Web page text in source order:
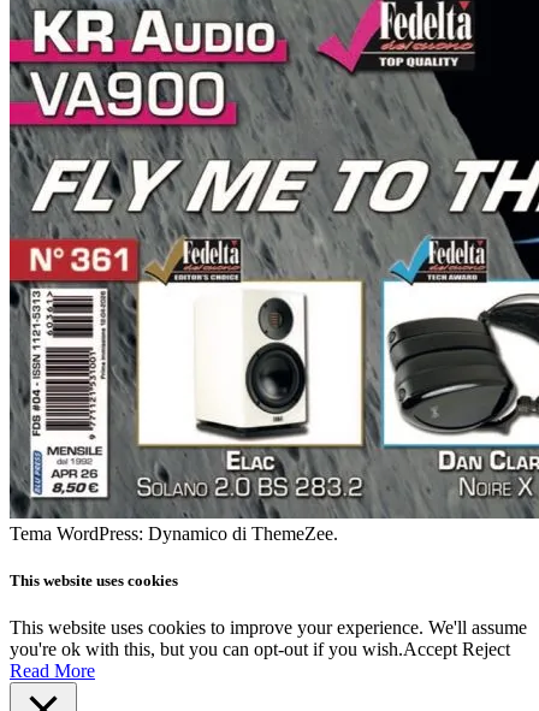
Tema WordPress: Dynamico di ThemeZee.
This website uses cookies
This website uses cookies to improve your experience. We'll assume
you're ok with this, but you can opt-out if you wish.Accept Reject
Read More